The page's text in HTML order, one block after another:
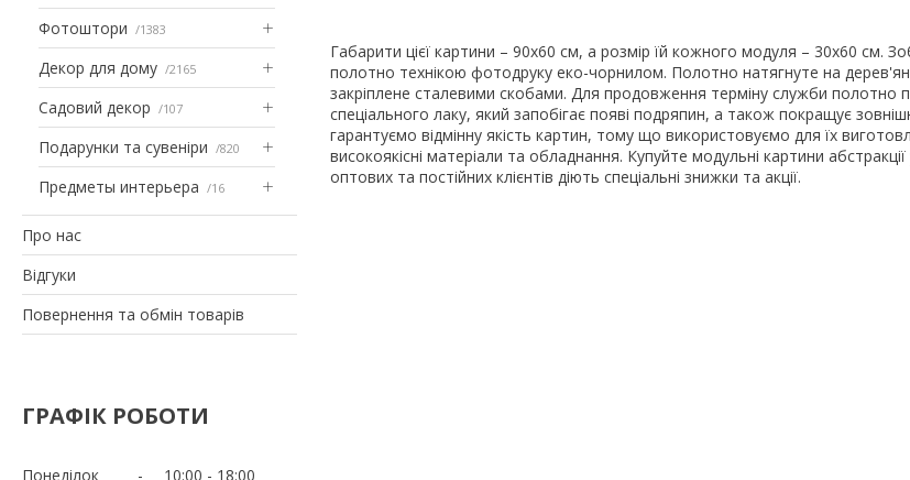
Фотоштори 1383
Декор для дому 2165
Садовий декор 107
Подарунки та сувеніри 820
Предметы интерьера 16
Про нас
Відгуки
Повернення та обмін товарів
ГРАФІК РОБОТИ
Понеділок 10:00 18:00
Габарити цієї картини – 90х60 см, а розмір їй кожного модуля – 30х60 см.
полотно технікою фотодруку еко-чорнилом. Полотно натягнуте на
закріплене сталевими скобами. Для продовження терміну служби полотно
спеціального лаку, який запобігає появі подряпин, а також покращує
гарантуємо відмінну якість картин, тому що використовуємо для їх
високоякісні матеріали та обладнання. Купуйте модульні картини
оптових та постійних клієнтів діють спеціальні знижки та акції.